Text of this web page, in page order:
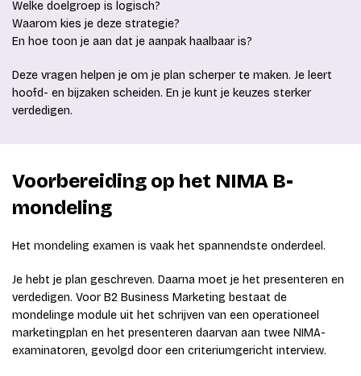
Welke doelgroep is logisch?
Waarom kies je deze strategie?
En hoe toon je aan dat je aanpak haalbaar is?
Deze vragen helpen je om je plan scherper te maken. Je leert
hoofd- en bijzaken scheiden. En je kunt je keuzes sterker
verdedigen.
Voorbereiding op het NIMA B-
mondeling
Het mondeling examen is vaak het spannendste onderdeel.
Je hebt je plan geschreven. Daarna moet je het presenteren en
verdedigen. Voor B2 Business Marketing bestaat de
mondelinge module uit het schrijven van een operationeel
marketingplan en het presenteren daarvan aan twee NIMA-
examinatoren, gevolgd door een criteriumgericht interview.